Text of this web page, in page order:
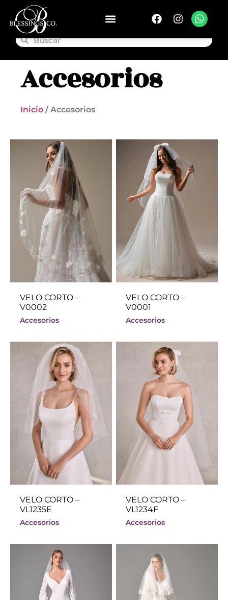
Accesorios
Inicio / Accesorios
VELO CORTO –
V0002
Accesorios
VELO CORTO –
V0001
Accesorios
VELO CORTO –
VL1235E
Accesorios
VELO CORTO –
VL1234F
Accesorios